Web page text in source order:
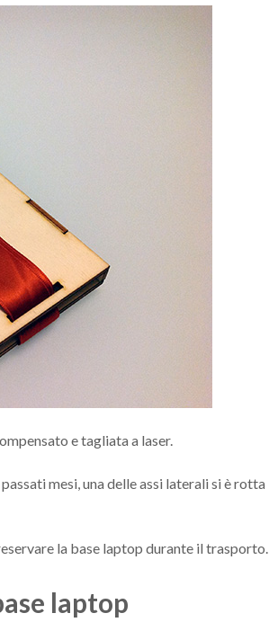
e tagliata a laser.
mesi, una delle assi laterali si è rotta
la base laptop durante il trasporto.
laptop